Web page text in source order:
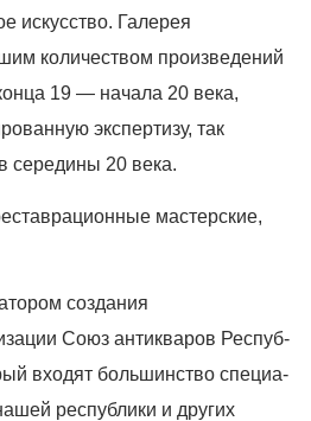
искусство. Галерея
количеством произведений
19 — начала 20 века,
экспертизу, так
середины 20 века.
мастерские,
со­здания
Союз антикваров Респуб­
входят большинство спе­циа­
респуб­лики и других